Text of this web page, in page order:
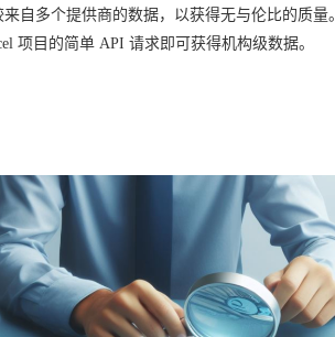
自多个提供商的数据，以获得无与伦比的质量
项目的简单 API 请求即可获得机构级数据。